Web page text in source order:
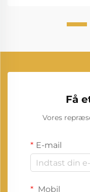
Få
Vores
E-mail
Mobil